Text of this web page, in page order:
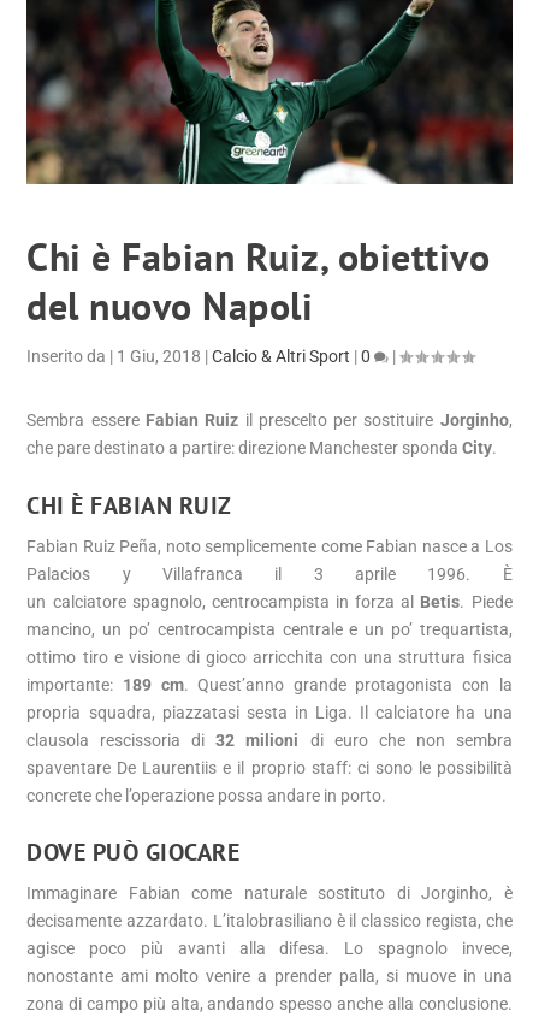
Chi è Fabian Ruiz, obiettivo
del nuovo Napoli
Inserito da | 1 Giu, 2018 |Calcio & Altri Sport |0 |
Sembra essere Fabian Ruiz il prescelto per sostituire Jorginho,
che pare destinato a partire: direzione Manchester spondaCity.
CHI È FABIAN RUIZ
Fabian Ruiz Peña, noto semplicemente come Fabian nasce a Los
Palacios y Villafranca il 3 aprile 1996. È
un calciatore spagnolo, centrocampista in forza al Betis. Piede
mancino, un po’ centrocampista centrale e un po’ trequartista,
ottimo tiro e visione di gioco arricchita con una struttura fisica
importante: 189 cm. Quest’anno grande protagonista con la
propria squadra, piazzatasi sesta in Liga. Il calciatore ha una
clausola rescissoria di32 milioni di euro che non sembra
spaventare De Laurentiis e il proprio staff: ci sono le possibilità
concrete che l’operazione possa andare in porto.
DOVE PUÒ GIOCARE
Immaginare Fabian come naturale sostituto di Jorginho, è
decisamente azzardato. L’italobrasiliano è il classico regista, che
agisce poco più avanti alla difesa. Lo spagnolo invece,
nonostante ami molto venire a prender palla, si muove in una
zona di campo più alta, andando spesso anche alla conclusione.